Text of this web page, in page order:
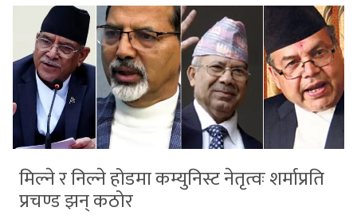
मिल्ने र निल्ने होडमा कम्युनिस्ट नेतृत्वः शर्माप्रति
प्रचण्ड झन् कठोर